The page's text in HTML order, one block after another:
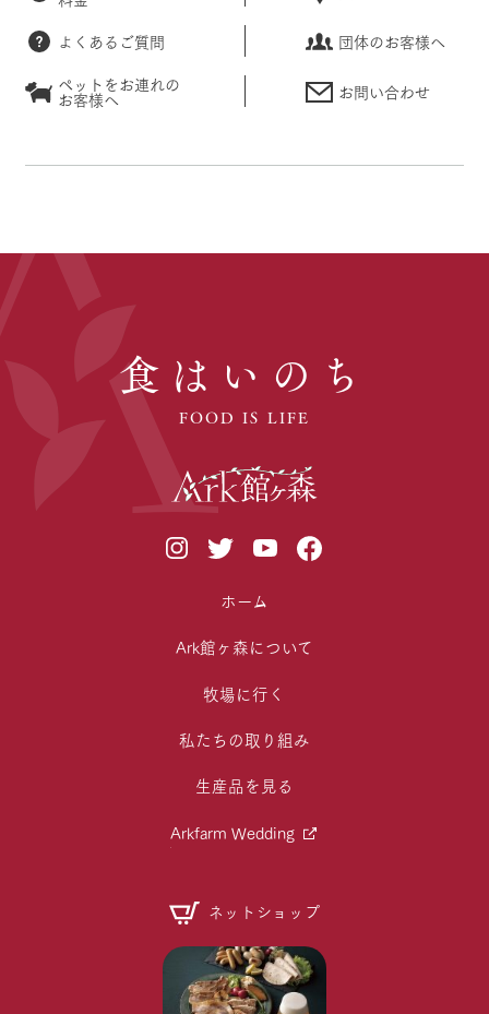
よくあるご質問
団体のお客様へ
ペットをお連れの
お客様へ お問い合わせ
食はいのち
FOOD IS LIFE
ホーム
Ark館ヶ森について
牧場に行く
私たちの取り組み
生産品を見る
Arkfarm Wedding
ネットショップ